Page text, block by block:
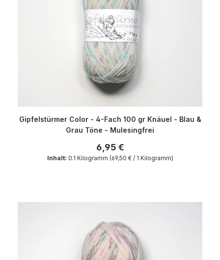
Gipfelstürmer Color - 4-Fach 100 gr Knäuel - Blau &
Grau Töne - Mulesingfrei
6,95 €
Inhalt: 0.1 Kilogramm (69,50 € / 1 Kilogramm)